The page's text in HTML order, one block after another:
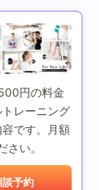
円の料金
レーニング
です。月額
い。
予約